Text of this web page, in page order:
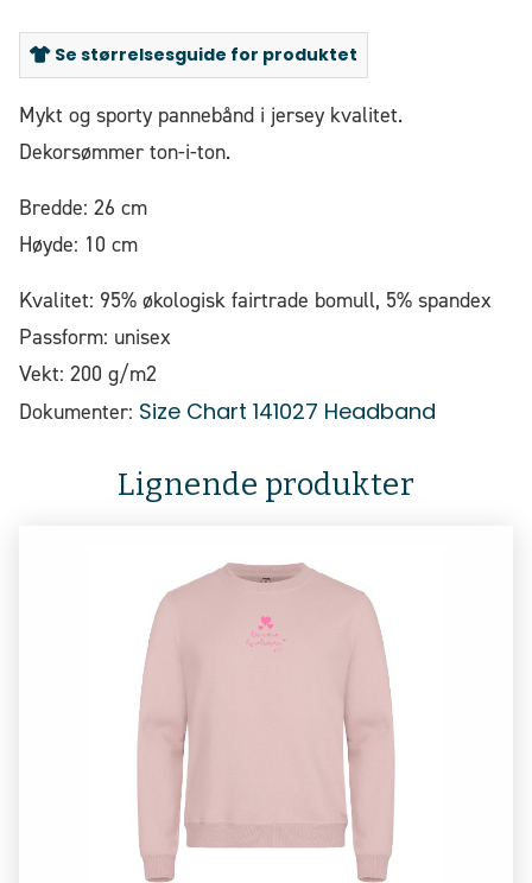
Se størrelsesguide for produktet
Mykt og sporty pannebånd i jersey kvalitet.
Dekorsømmer ton-i-ton.
Bredde: 26 cm
Høyde: 10 cm
Kvalitet: 95% økologisk fairtrade bomull, 5% spandex
Passform: unisex
Vekt: 200 g/m2
Dokumenter: Size Chart 141027 Headband
Lignende produkter